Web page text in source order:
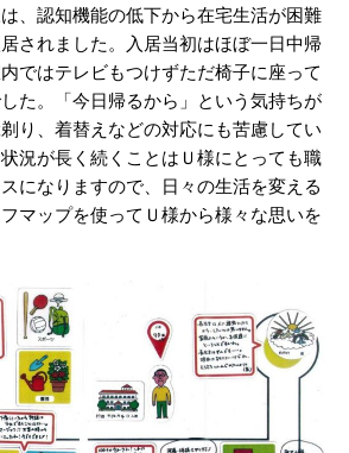
、認知機能の低下から在宅生活が困難
されました。入居当初はほぼ一日中帰
ではテレビもつけずただ椅子に座って
た。「今日帰るから」という気持ちが
り、着替えなどの対応にも苦慮してい
況が長く続くことはＵ様にとっても職
になりますので、日々の生活を変える
マップを使ってＵ様から様々な思いを